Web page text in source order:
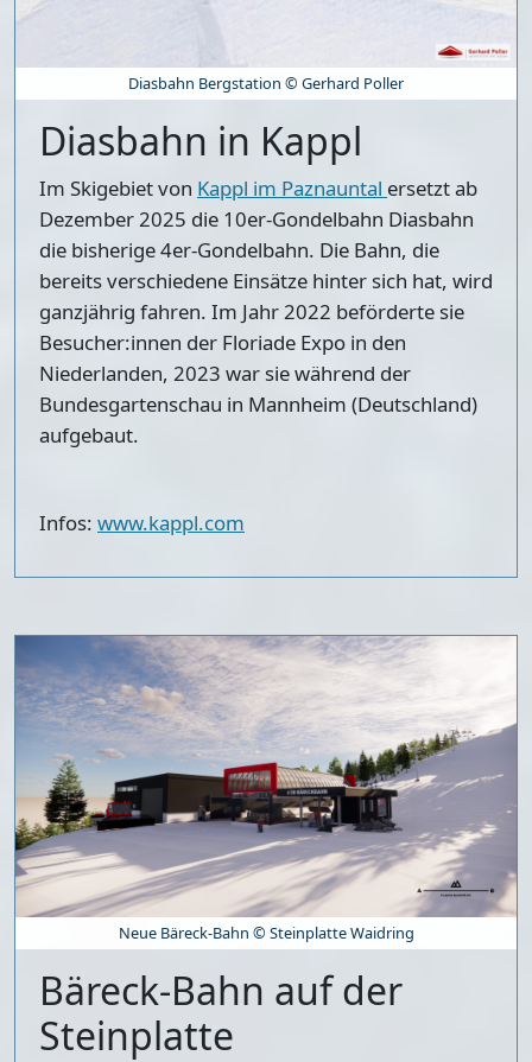
Diasbahn Bergstation © Gerhard Poller
Diasbahn in Kappl
Im Skigebiet von Kappl im Paznauntal ersetzt ab
Dezember 2025 die 10er-Gondelbahn Diasbahn
die bisherige 4er-Gondelbahn. Die Bahn, die
bereits verschiedene Einsätze hinter sich hat, wird
ganzjährig fahren. Im Jahr 2022 beförderte sie
Besucher:innen der Floriade Expo in den
Niederlanden, 2023 war sie während der
Bundesgartenschau in Mannheim (Deutschland)
aufgebaut.
Infos: www.kappl.com
Neue Bäreck-Bahn © Steinplatte Waidring
Bäreck-Bahn auf der
Steinplatte